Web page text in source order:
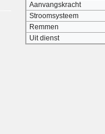
Aanvangskracht
Stroomsysteem
Remmen
Uit dienst